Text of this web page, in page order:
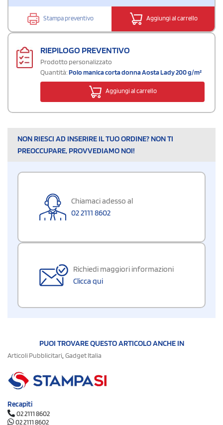
Stampa preventivo Aggiungi al carrello
RIEPILOGO PREVENTIVO
Prodotto personalizzato
Quantità:Polo manica corta donna Aosta Lady 200 g/m²
Aggiungi al carrello
NON RIESCI AD INSERIRE IL TUO ORDINE? NON TI
PREOCCUPARE, PROVVEDIAMO NOI!
Chiamaci adesso al
02 2111 8602
Richiedi maggiori informazioni
Clicca qui
PUOI TROVARE QUESTO ARTICOLO ANCHE IN
Articoli Pubblicitari Gadget Italia
Recapiti
02 2111 8602
02 2111 8602